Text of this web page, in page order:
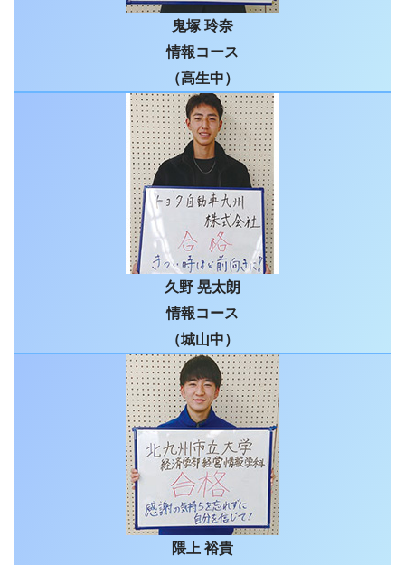
鬼塚 玲奈
情報コース
（高生中）
久野 晃太朗
情報コース
（城山中）
隈上 裕貴